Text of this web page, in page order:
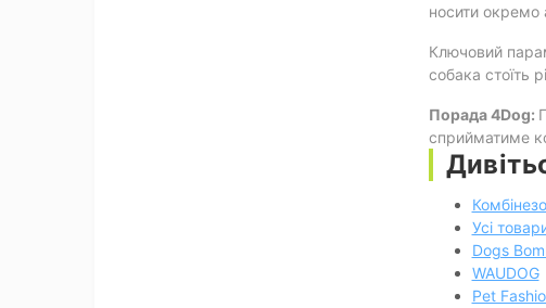
носити окремо
Ключовий
собака стоїть
Порада 4Dog:
сприйматиме
Усі
Dogs
WAUDOG
Pet